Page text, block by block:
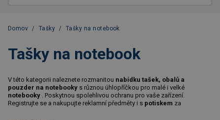
Domov / Tašky / Tašky na notebook
Tašky na notebook
V této kategorii naleznete rozmanitou nabídku tašek, obalů a
pouzder na notebooky s různou úhlopříčkou pro malé i velké
notebooky . Poskytnou spolehlivou ochranu pro vaše zařízení.
Registrujte se a nakupujte reklamní předměty i s potiskem za